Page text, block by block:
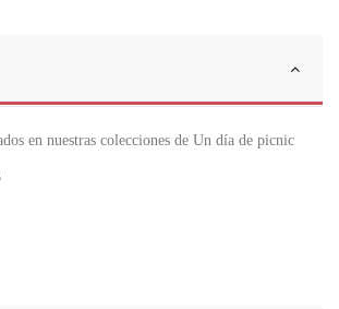
en nuestras colecciones de Un día de picnic